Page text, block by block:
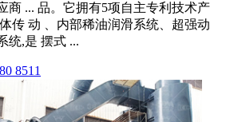
商 ... 品。它拥有5项自主专利技术产
传 动 、内部稀油润滑系统、超强动
统,是 摆式 ...
8511